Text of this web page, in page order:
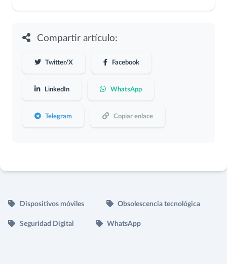
Compartir artículo:
Twitter/X Facebook
LinkedIn WhatsApp
Telegram Copiar enlace
Dispositivos móviles Obsolescencia tecnológica
Seguridad Digital WhatsApp